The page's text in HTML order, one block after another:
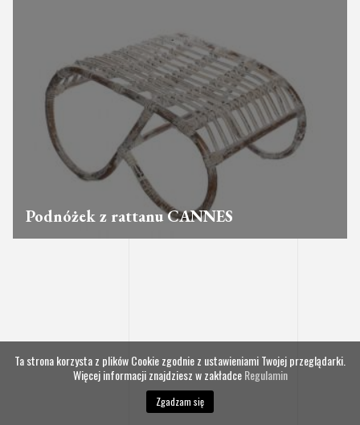
Podnóżek z rattanu CANNES
Ta strona korzysta z plików Cookie zgodnie z ustawieniami Twojej przeglądarki.
Więcej informacji znajdziesz w zakładceRegulamin
Zgadzam się